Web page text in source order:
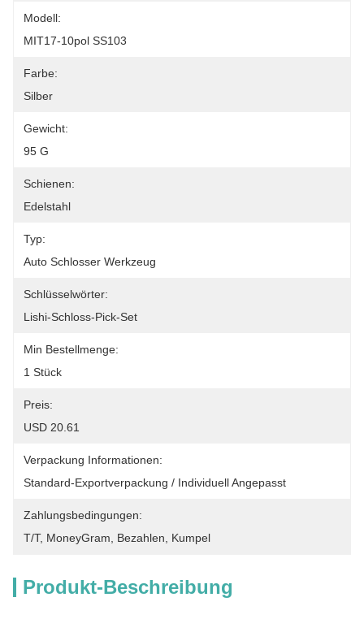
Modell:
MIT17-10pol SS103
Farbe:
Silber
Gewicht:
95 G
Schienen:
Edelstahl
Typ:
Auto Schlosser Werkzeug
Schlüsselwörter:
Lishi-Schloss-Pick-Set
Min Bestellmenge:
1 Stück
Preis:
USD 20.61
Verpackung Informationen:
Standard-Exportverpackung / Individuell Angepasst
Zahlungsbedingungen:
T/T, MoneyGram, Bezahlen, Kumpel
Produkt-Beschreibung